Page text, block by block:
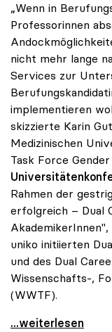
„Wenn in
Professorinnen
nicht mehr lange
Services zur
implementieren
skizzierte Karin
Medizinischen
Task Force
Rahmen der
erfolgreich – Dual
uniko initiierten
und des Dual
Wissenschafts-,
(WWTF).
uniko forciert Dual
...weiterlesen